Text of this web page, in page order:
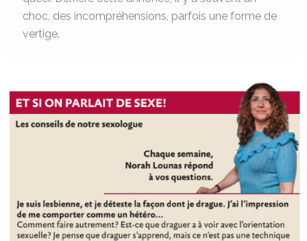
choc, des incompréhensions, parfois une forme de
vertige.
Comment
draguer
quand